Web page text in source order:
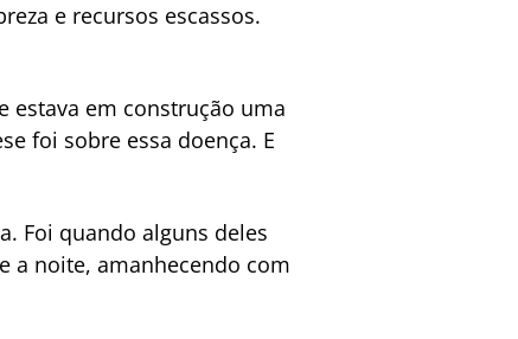
e recursos escassos.
estava em construção uma
foi sobre essa doença. E
Foi quando alguns deles
a noite, amanhecendo com